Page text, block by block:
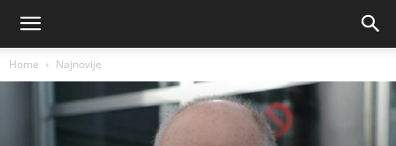
Home Najnovije